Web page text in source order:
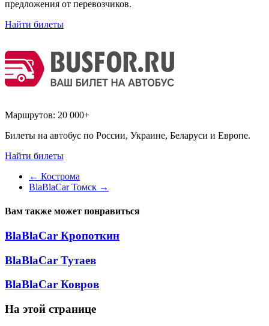
предложения от перевозчиков.
Найти билеты
Маршрутов: 20 000+
Билеты на автобус по России, Украине, Беларуси и Европе.
Найти билеты
← Кострома
BlaBlaCar Томск →
Вам также может понравиться
BlaBlaCar Кропоткин
BlaBlaCar Тутаев
BlaBlaCar Ковров
На этой странице